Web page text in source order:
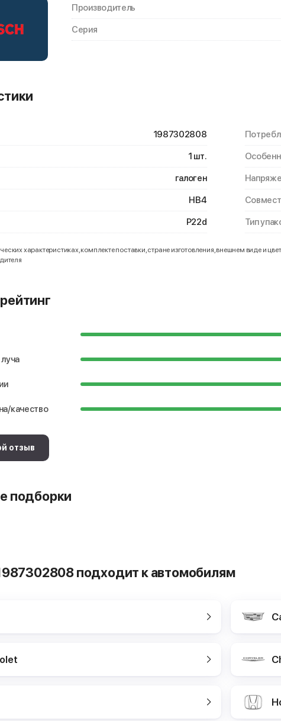
Производитель
Серия
1987302808
1 шт.
галоген
HB4
P22d Тип
характеристиках, комплекте поставки, стране изготовления, внешнем виде и
качество
отзыв
подборки
подходит к автомобилям